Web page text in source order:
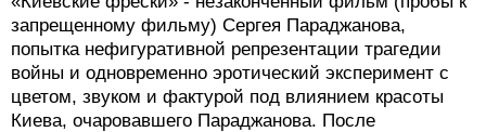
запрещенному фильму) Сергея Параджанова,
попытка нефигуративной репрезентации трагедии
войны и одновременно эротический эксперимент с
цветом, звуком и фактурой под влиянием красоты
Киева, очаровавшего Параджанова. После